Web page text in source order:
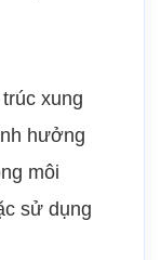
xung
hưởng
môi
sử dụng